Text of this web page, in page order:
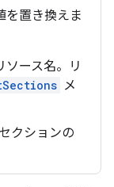
を置き換えま
ソース名。リ
メ
クションの